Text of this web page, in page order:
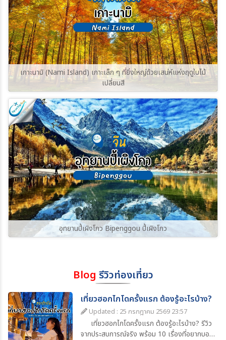
เกาะนามิ (Nami Island) เกาะเล็ก ๆ ที่ยิ่งใหญ่ด้วยเสน่ห์แห่งฤดูใบไม้
เปลี่ยนสี
อุทยานปี้เผิงโกว Bipenggou ปี้เผิงโกว
Blog รีวิวท่องเที่ยว
เที่ยวฮอกไกโดครั้งแรก ต้องรู้อะไรบ้าง?
Updated : 25 กรกฎาคม 2569 23:57
เที่ยวฮอกไกโดครั้งแรก ต้องรู้อะไรบ้าง? รีวิว
จากประสบการณ์จริง พร้อม 10 เรื่องที่อยากบอก